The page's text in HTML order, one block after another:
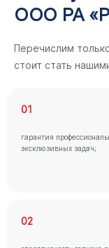
ООО РА
Перечислим
стоит стать
01
гарантия
эксклюзивных задач;
02